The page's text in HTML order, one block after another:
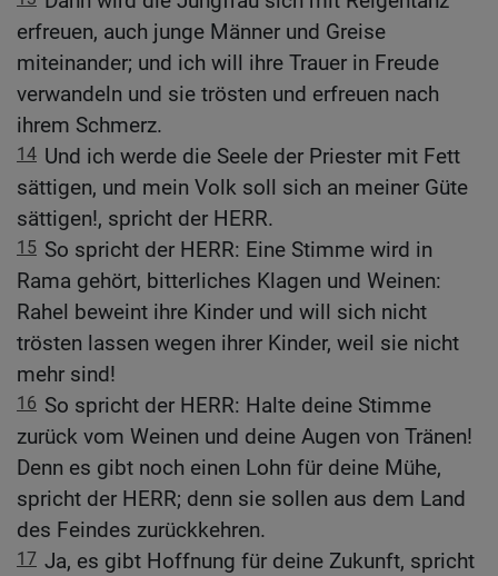
erfreuen, auch junge Männer und Greise
miteinander; und ich will ihre Trauer in Freude
verwandeln und sie trösten und erfreuen nach
ihrem Schmerz.
14 Und ich werde die Seele der Priester mit Fett
sättigen, und mein Volk soll sich an meiner Güte
sättigen!, spricht der HERR.
15 So spricht der HERR: Eine Stimme wird in
Rama gehört, bitterliches Klagen und Weinen:
Rahel beweint ihre Kinder und will sich nicht
trösten lassen wegen ihrer Kinder, weil sie nicht
mehr sind!
16 So spricht der HERR: Halte deine Stimme
zurück vom Weinen und deine Augen von Tränen!
Denn es gibt noch einen Lohn für deine Mühe,
spricht der HERR; denn sie sollen aus dem Land
des Feindes zurückkehren.
17 Ja, es gibt Hoffnung für deine Zukunft, spricht